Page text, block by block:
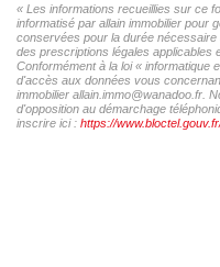
« Les informations recueillies sur ce
informatisé par allain immobilier pour
conservées pour la durée
des prescriptions légales applicables
Conformément à la loi « informatique
d'accès aux données vous
immobilier allain.immo@wanadoo.fr.
d'opposition au démarchage
inscrire ici : https://